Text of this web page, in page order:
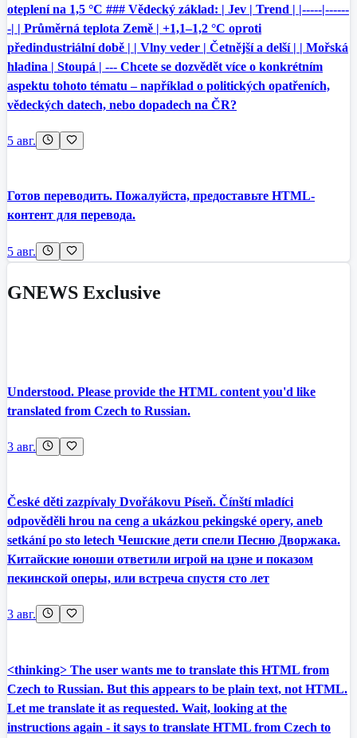
oteplení na 1,5 °C ### Vědecký základ: | Jev | Trend | |-----|------
-| | Průměrná teplota Země | +1,1–1,2 °C oproti
předindustriální době | | Vlny veder | Četnější a delší | | Mořská
hladina | Stoupá | --- Chcete se dozvědět více o konkrétním
aspektu tohoto tématu – například o politických opatřeních,
vědeckých datech, nebo dopadech na ČR?
5 авг.
Готов переводить. Пожалуйста, предоставьте HTML-
контент для перевода.
5 авг.
GNEWS Exclusive
Understood. Please provide the HTML content you'd like
translated from Czech to Russian.
3 авг.
České děti zazpívaly Dvořákovu Píseň. Čínští mladíci
odpověděli hrou na ceng a ukázkou pekingské opery, aneb
setkání po sto letech Чешские дети спели Песню Дворжака.
Китайские юноши ответили игрой на цэне и показом
пекинской оперы, или встреча спустя сто лет
3 авг.
<thinking> The user wants me to translate this HTML from
Czech to Russian. But this appears to be plain text, not HTML.
Let me translate it as requested. Wait, looking at the
instructions again - it says to translate HTML from Czech to